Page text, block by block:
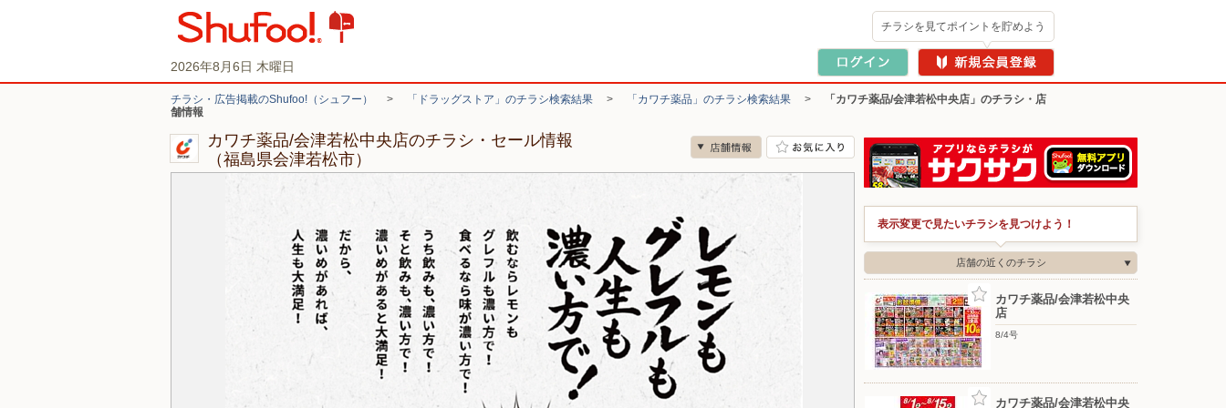
2026年8月6日 木曜日
チラシを見てポイントを貯めよう
チラシ・広告掲載のShufoo!（シュフー） > 「ドラッグストア」のチラシ検索結果 > 「カワチ薬品」のチラシ検索結果 >
「カワチ薬品/会津若松中央店」のチラシ・店
舗情報
カワチ薬品/会津若松中央店のチラシ・セール情報
（福島県会津若松市）
表示変更で見たいチラシを見つけよう！
店舗の近くのチラシ
カワチ薬品/会津若松中央
店
8/4号
カワチ薬品/会津若松中央